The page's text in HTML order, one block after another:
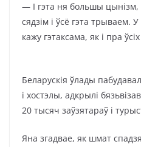
— І гэта ня большы
сядзім і ўсё гэта трываем.
кажу гэтаксама, як і пра
Беларускія ўлады
і хостэлы, адкрылі
20 тысяч заўзятараў і
Яна згадвае, як шмат